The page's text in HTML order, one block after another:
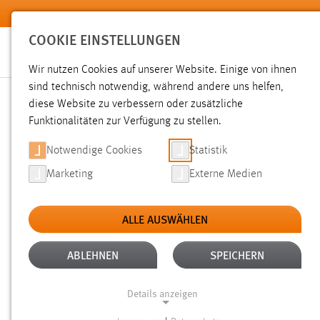
Zum Hauptinhalt springen
SUCHE
Aktive Filter: TYP: DATEIEN ALTER: ÜBER EIN JAHR
Gesucht nach "raum". Es wurden 19 Ergebnisse gefunden.
COOKIE EINSTELLUNGEN
Wir nutzen Cookies auf unserer Website. Einige von ihnen
sind technisch notwendig, während andere uns helfen,
diese Website zu verbessern oder zusätzliche
Funktionalitäten zur Verfügung zu stellen.
Notwendige Cookies Statistik
Marketing Externe Medien
ALLE AUSWÄHLEN
ABLEHNEN SPEICHERN
Details anzeigen